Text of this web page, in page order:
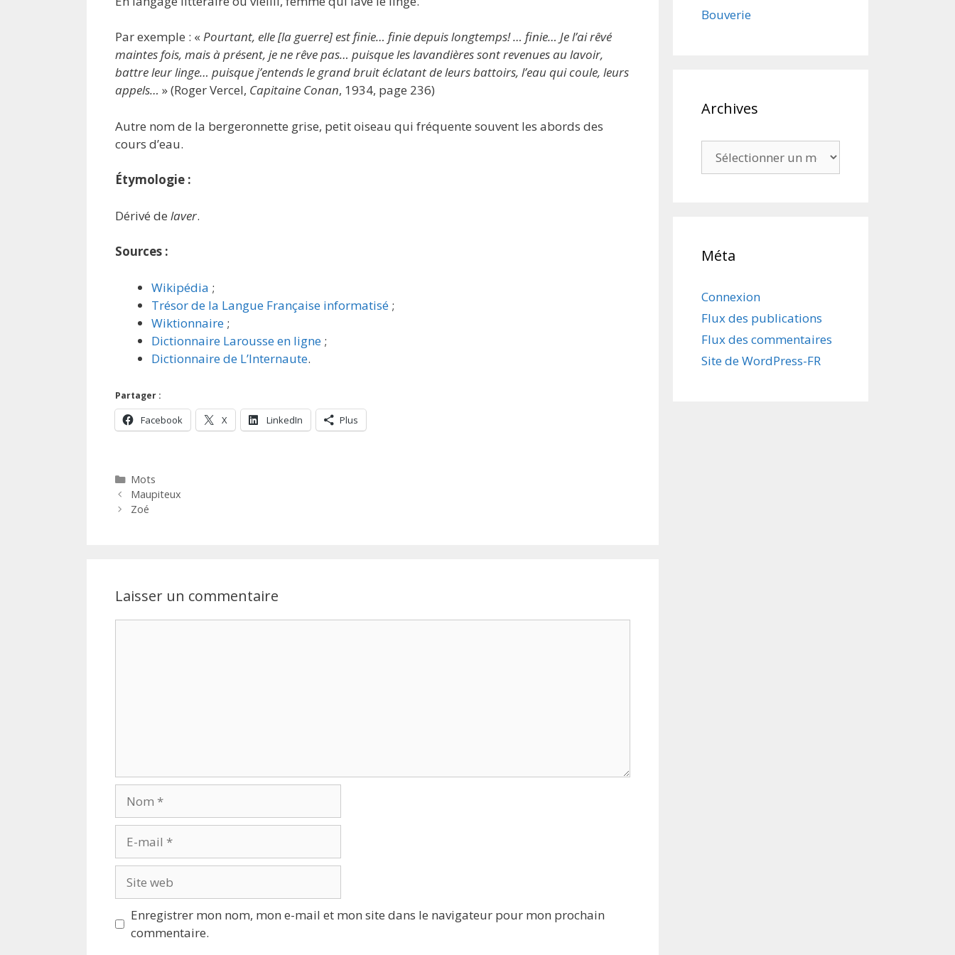
Par exemple : « Pourtant, elle [la guerre] est finie… finie depuis longtemps! … finie… Je l’ai rêvé
maintes fois, mais à présent, je ne rêve pas… puisque les lavandières sont revenues au lavoir,
battre leur linge… puisque j’entends le grand bruit éclatant de leurs battoirs, l’eau qui coule, leurs
appels… » (Roger Vercel, Capitaine Conan, 1934, page 236)
Autre nom de la bergeronnette grise, petit oiseau qui fréquente souvent les abords des
cours d’eau.
Étymologie :
Dérivé de laver.
Sources :
Wikipédia ;
Trésor de la Langue Française informatisé ;
Wiktionnaire ;
Dictionnaire Larousse en ligne ;
Dictionnaire de L’Internaute.
Partager :
Facebook X LinkedIn Plus
Catégories
Mots
Maupiteux
Zoé
Laisser un commentaire
mail
web
Enregistrer mon nom, mon e-mail et mon site dans le navigateur pour mon prochain
commentaire.
Bouverie
Archives
Méta
Connexion
Flux des publications
Flux des commentaires
Site de WordPress-FR